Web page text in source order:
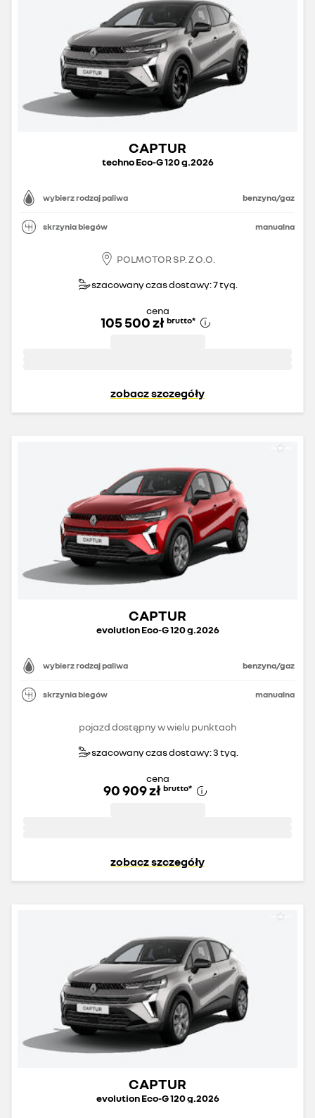
CAPTUR
techno Eco-G 120 g.2026
wybierz rodzaj paliwa benzyna/gaz
skrzynia biegów manualna
POLMOTOR SP. Z O.O.
szacowany czas dostawy: 7 tyg.
cena
105 500 zł brutto*
zobacz szczegóły
CAPTUR
evolution Eco-G 120 g.2026
wybierz rodzaj paliwa benzyna/gaz
skrzynia biegów manualna
pojazd dostępny w wielu punktach
szacowany czas dostawy: 3 tyg.
cena
90 909 zł brutto*
zobacz szczegóły
CAPTUR
evolution Eco-G 120 g.2026